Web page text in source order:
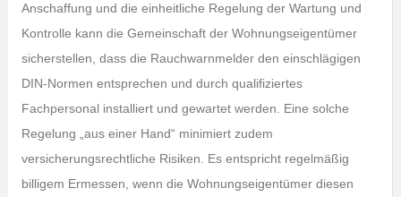
Anschaffung und die einheitliche Regelung der Wartung und
Kontrolle kann die Gemeinschaft der Wohnungseigentümer
sicherstellen, dass die Rauchwarnmelder den einschlägigen
DIN-Normen entsprechen und durch qualifiziertes
Fachpersonal installiert und gewartet werden. Eine solche
Regelung „aus einer Hand“ minimiert zudem
versicherungsrechtliche Risiken. Es entspricht regelmäßig
billigem Ermessen, wenn die Wohnungseigentümer diesen